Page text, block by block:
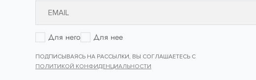
Для него Для нее
ПОДПИСЫВАЯСЬ НА РАССЫЛКИ, ВЫ СОГЛАШАЕТЕСЬ С
ПОЛИТИКОЙ КОНФИДЕНЦИАЛЬНОСТИ